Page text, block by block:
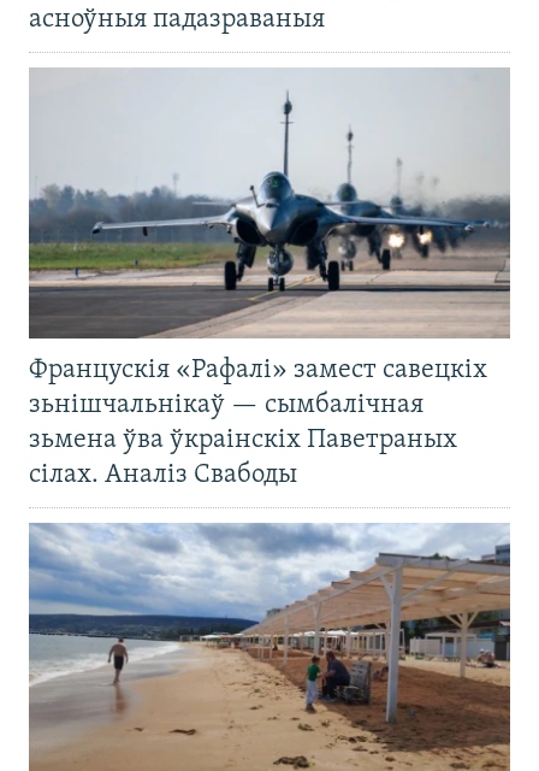
асноўныя падазраваныя
Францускія «Рафалі» замест савецкіх
зьнішчальнікаў — сымбалічная
зьмена ўва ўкраінскіх Паветраных
сілах. Аналіз Свабоды